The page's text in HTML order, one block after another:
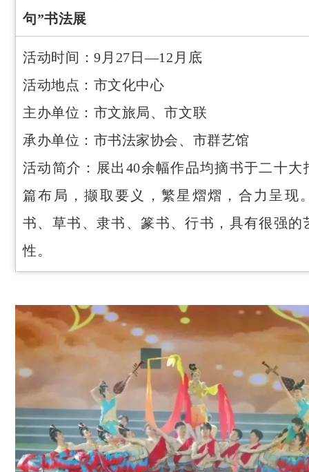
句”书法展
活动时间：9月27日—12月底
活动地点：市文化中心
主办单位：市文旅局、市文联
承办单位：市书法家协会、市群艺馆
活动简介：展出40余幅作品均摘书于二十大
篇布局，撷取要义，繁星熠熠，合力呈现
书、草书、隶书、篆书、行书，具有很强的
性。